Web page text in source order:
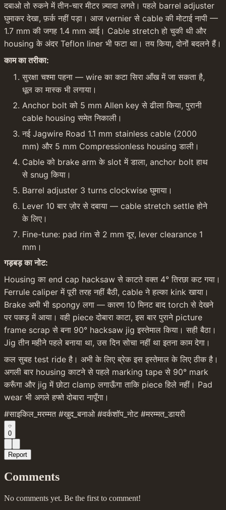
दबाओ तो रुकने में तीन-चार मीटर ज़्यादा लगते। पहले barrel adjuster
घुमाकर देखा, फ़र्क नहीं पड़ा। आज vernier से cable की मोटाई नापी —
1.7 mm की जगह 1.4 mm आई। Cable stretch हो चुकी थी और
housing के अंदर Teflon liner भी फटा था। तय किया, दोनों बदलने हैं।
काम का तरीका:
सुरक्षा चश्मा पहना — wire का कटा सिरा आँख में जा सकता है,
धूल का मास्क भी लगाया।
Anchor bolt को 5 mm Allen key से ढीला किया, पुरानी
cable housing समेत निकाली।
नई Jagwire Road 1.1 mm stainless cable (2000
mm) और 5 mm Compressionless housing डाली।
Cable को brake arm के slot में डाला, anchor bolt हाथ
से snug किया।
Barrel adjuster 3 turns clockwise घुमाया।
Lever 10 बार ज़ोर से दबाया — cable stretch settle होने
के लिए।
Fine-tune: pad rim से 2 mm दूर, lever clearance 1
mm।
गड़बड़ का नोट:
Housing का end cap hacksaw से काटते वक्त 4° तिरछा कट गया।
Ferrule caliper में पूरी तरह नहीं बैठी, cable ने हल्का kink खाया।
Brake अभी भी spongy लगा — कारण 10 मिनट बाद torch से देखने
पर पकड़ में आया। वही piece दोबारा काटा, इस बार पुराने picture
frame scrap से बना 90° hacksaw jig इस्तेमाल किया। सही बैठा।
Jig तीन महीने पहले बनाया था, उस दिन सोचा नहीं था इतना काम देगा।
कल सुबह test ride है। अभी के लिए ब्रेक इस इस्तेमाल के लिए ठीक है।
अगली बार housing काटने से पहले marking tape से 90° mark
करूँगा और jig में छोटा clamp लगाऊँगा ताकि piece हिले नहीं। Pad
wear भी अगले हफ्ते दोबारा नापूँगा।
#साइकिल_मरम्मत #खुद_बनाओ #वर्कशॉप_नोट #मरम्मत_डायरी
0
Report
Comments
No comments yet. Be the first to comment!